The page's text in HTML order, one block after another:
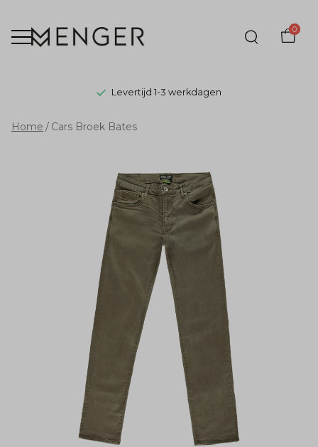
0
Levertijd 1-3 werkdagen
Cars
Menger
Mode
Home Cars Broek Bates